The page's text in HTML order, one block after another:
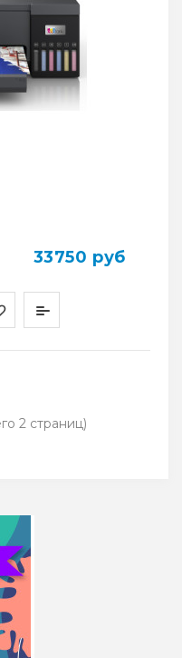
33750 руб
2 страниц)